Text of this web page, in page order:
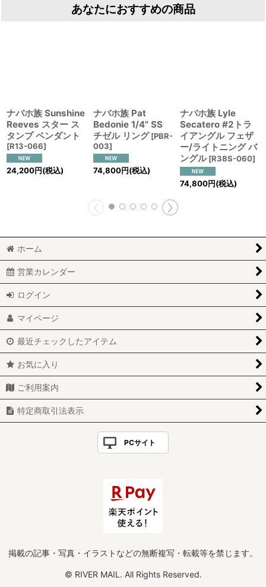
あなたにおすすめの商品
ナバホ族 Sunshine
Reeves スター ス
タンプ ペンダント
[R13-066]
24,200円(税込)
ナバホ族 Pat
Bedonie 1/4" SS
チゼル リング [PBR-
003]
74,800円(税込)
ナバホ族 Lyle
Secatero #2トラ
イアングル フェザ
ー/ライトニング バ
ングル [R38S-060]
74,800円(税込)
ホーム
営業カレンダー
ログイン
マイページ
最近チェックしたアイテム
お気に入り
ご利用案内
特定商取引法表示
PCサイト
掲載の記事・写真・イラストなどの無断複写・転載等を禁じます。
© RIVER MAIL. All Rights Reserved.